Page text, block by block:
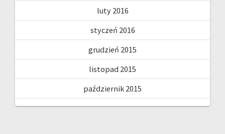
luty 2016
styczeń 2016
grudzień 2015
listopad 2015
październik 2015